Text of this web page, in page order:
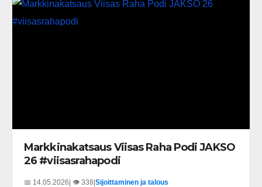
Markkinakatsaus Viisas Raha Podi JAKSO
26 #viisasrahapodi
📅 14.05.2026| 👁️ 338|Sijoittaminen ja talous